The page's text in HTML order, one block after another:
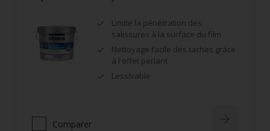
Limite la pénétration des
salissures à la surface du film
Nettoyage facile des taches grâce
à l'effet perlant
Lessivable
Comparer